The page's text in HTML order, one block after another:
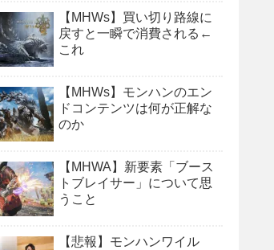
【MHWs】買い切り路線に
戻すと一瞬で消費される←
これ
【MHWs】モンハンのエン
ドコンテンツは何が正解な
のか
【MHWA】新要素「ブース
トブレイサー」について思
うこと
【悲報】モンハンワイル